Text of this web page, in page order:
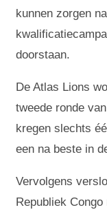
kunnen zorgen
doorstaan.
De Atlas Lions
tweede ronde
kregen slechts
een na beste in
Vervolgens
Republiek